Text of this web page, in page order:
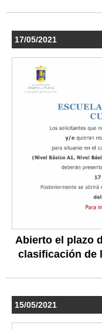
17/05/2021
Abierto el plazo
clasificación de
15/05/2021